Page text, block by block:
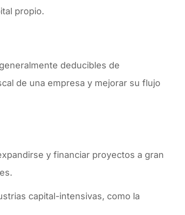
propio.
deducibles de
de una empresa y mejorar su flujo
y financiar proyectos a gran
capital-intensivas, como la